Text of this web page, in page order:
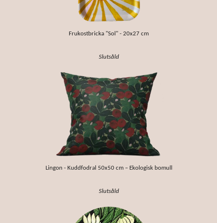
Frukostbricka "Sol" - 20x27 cm
Slutsåld
Lingon - Kuddfodral 50x50 cm – Ekologisk bomull
Slutsåld